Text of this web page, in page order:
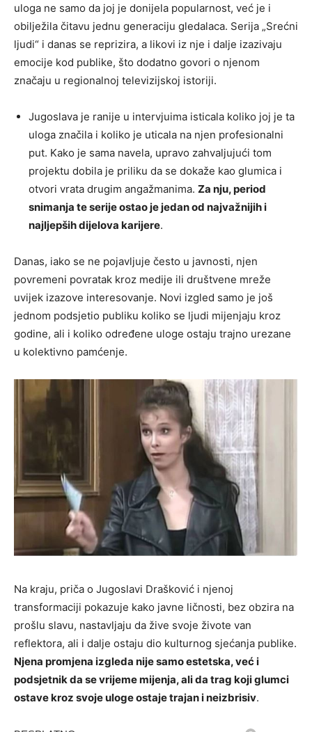
uloga ne samo da joj je donijela popularnost, već je i
obilježila čitavu jednu generaciju gledalaca. Serija „Srećni
ljudi“ i danas se reprizira, a likovi iz nje i dalje izazivaju
emocije kod publike, što dodatno govori o njenom
značaju u regionalnoj televizijskoj istoriji.
Jugoslava je ranije u intervjuima isticala koliko joj je ta
uloga značila i koliko je uticala na njen profesionalni
put. Kako je sama navela, upravo zahvaljujući tom
projektu dobila je priliku da se dokaže kao glumica i
otvori vrata drugim angažmanima. Za nju, period
snimanja te serije ostao je jedan od najvažnijih i
najljepših dijelova karijere.
Danas, iako se ne pojavljuje često u javnosti, njen
povremeni povratak kroz medije ili društvene mreže
uvijek izazove interesovanje. Novi izgled samo je još
jednom podsjetio publiku koliko se ljudi mijenjaju kroz
godine, ali i koliko određene uloge ostaju trajno urezane
u kolektivno pamćenje.
Na kraju, priča o Jugoslavi Drašković i njenoj
transformaciji pokazuje kako javne ličnosti, bez obzira na
prošlu slavu, nastavljaju da žive svoje živote van
reflektora, ali i dalje ostaju dio kulturnog sjećanja publike.
Njena promjena izgleda nije samo estetska, već i
podsjetnik da se vrijeme mijenja, ali da trag koji glumci
ostave kroz svoje uloge ostaje trajan i neizbrisiv.